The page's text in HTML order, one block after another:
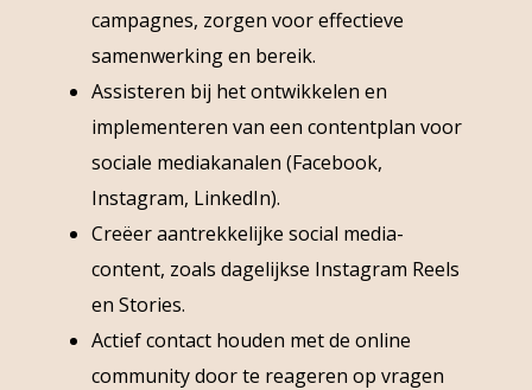
campagnes, zorgen voor effectieve
samenwerking en bereik.
Assisteren bij het ontwikkelen en
implementeren van een contentplan voor
sociale mediakanalen (Facebook,
Instagram, LinkedIn).
Creëer aantrekkelijke social media-
content, zoals dagelijkse Instagram Reels
en Stories.
Actief contact houden met de online
community door te reageren op vragen